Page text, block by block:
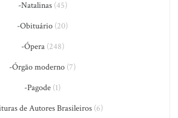
-Natalinas(45)
-Obituário (20)
-Ópera(248)
-Órgão moderno (7)
-Pagode (1)
de Autores Brasileiros(6)